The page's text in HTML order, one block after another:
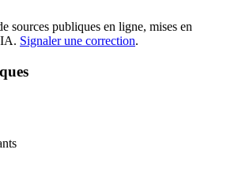
sources publiques en ligne, mises en
IA. Signaler une correction.